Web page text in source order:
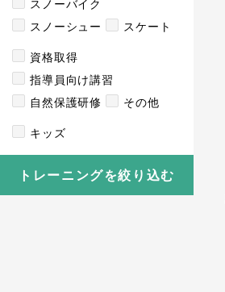
スノーバイク
スノーシュー
スケート
資格取得
指導員向け講習
自然保護研修
その他
キッズ
トレーニングを絞り込む